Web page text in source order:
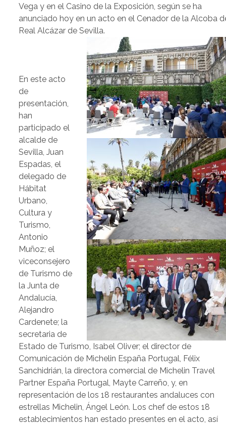
Vega y en el Casino de la Exposición, según se ha
anunciado hoy en un acto en el Cenador de la Alcoba
Real Alcázar de Sevilla.
En este acto
de
presentación,
han
participado el
alcalde de
Sevilla, Juan
Espadas, el
delegado de
Hábitat
Urbano,
Cultura y
Turismo,
Antonio
Muñoz; el
viceconsejero
de Turismo de
la Junta de
Andalucía,
Alejandro
Cardenete; la
secretaria de
Estado de Turismo, Isabel Oliver; el director de
Comunicación de Michelin España Portugal, Félix
Sanchidrián, la directora comercial de Michelin Travel
Partner España Portugal, Mayte Carreño, y, en
representación de los 18 restaurantes andaluces con
estrellas Michelin, Ángel León. Los chef de estos 18
establecimientos han estado presentes en el acto, así